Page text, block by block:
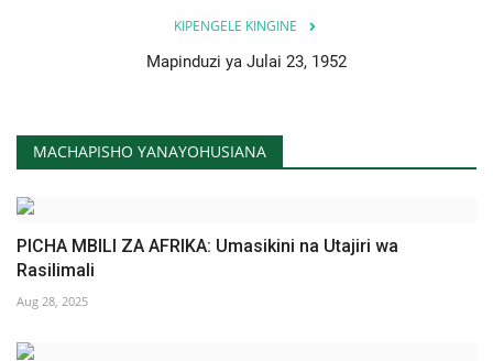
KIPENGELE KINGINE
Mapinduzi ya Julai 23, 1952
MACHAPISHO YANAYOHUSIANA
PICHA MBILI ZA AFRIKA: Umasikini na Utajiri wa
Rasilimali
Aug 28, 2025